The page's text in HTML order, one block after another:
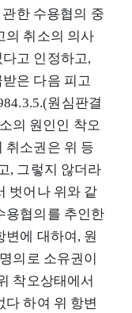
한 수용협의 중
의 취소의 의사
고 인정하고,
은 다음 피고
원심판결
의 원인인 착오
취소권은 위 등
, 그렇지 않더라
벗어나 위와 같
용협의를 추인한
에 대하여, 원
의로 소유권이
착오상태에서
하여 위 항변